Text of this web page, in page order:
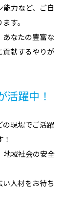
力など、ご自
す。
あなたの豊富な
貢献するやりが
活躍中！
の現場でご活躍
地域社会の安全
人材をお待ち